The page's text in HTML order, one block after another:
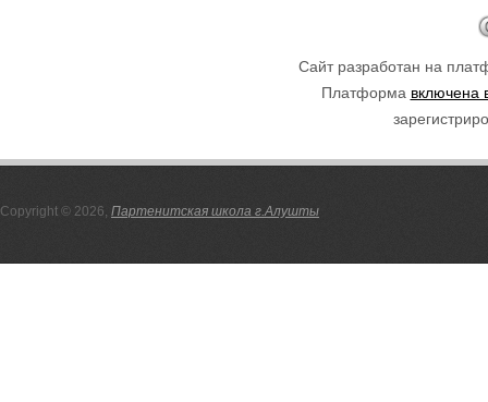
Сайт разработан на
Платформа включена
Copyright © 2026, Партенитская школа г.Алушты